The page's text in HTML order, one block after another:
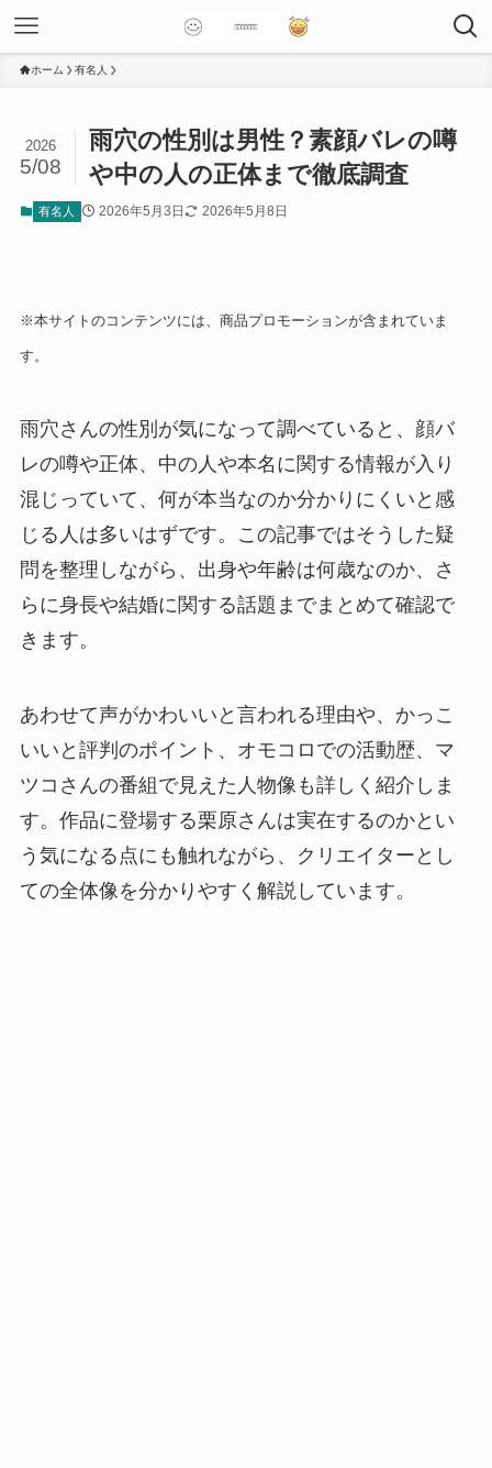
ホーム 有名人
雨穴の性別は男性？素顔バレの噂
や中の人の正体まで徹底調査
2026
5/08
有名人 2026年5月3日 2026年5月8日
※本サイトのコンテンツには、商品プロモーションが含まれていま
す。
雨穴さんの性別が気になって調べていると、顔バ
レの噂や正体、中の人や本名に関する情報が入り
混じっていて、何が本当なのか分かりにくいと感
じる人は多いはずです。この記事ではそうした疑
問を整理しながら、出身や年齢は何歳なのか、さ
らに身長や結婚に関する話題までまとめて確認で
きます。
あわせて声がかわいいと言われる理由や、かっこ
いいと評判のポイント、オモコロでの活動歴、マ
ツコさんの番組で見えた人物像も詳しく紹介しま
す。作品に登場する栗原さんは実在するのかとい
う気になる点にも触れながら、クリエイターとし
ての全体像を分かりやすく解説しています。